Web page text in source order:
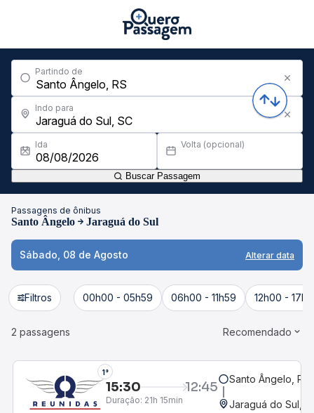
Partindo de
Indo para
Ida Volta (opcional)
Buscar Passagem
Passagens de ônibus
Santo Ângelo Jaraguá do Sul
Sábado, 08 de Agosto Alterar data
Filtros 00h00 - 05h59 06h00 - 11h59 12h00 -
2 passagens Recomendado
1°
15:30 12:45
Duração: 21h 15min
Santo Ângelo, RS
Jaraguá do Sul,